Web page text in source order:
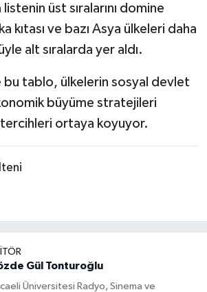
üst sıralarını domine
kıtası ve bazı Asya ülkeleri daha
alt sıralarda yer aldı.
bu tablo, ülkelerin sosyal devlet
büyüme stratejileri
tercihleri ortaya koyuyor.
Gül Tonturoğlu
Üniversitesi Radyo, Sinema ve